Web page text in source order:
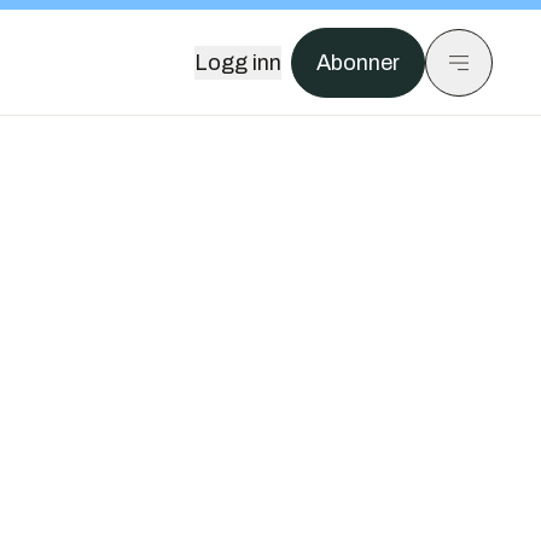
Logg inn Abonner